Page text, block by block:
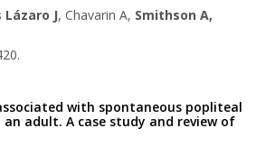
Lázaro J, Chavarin A, Smithson A,
with spontaneous popliteal
adult. A case study and review of